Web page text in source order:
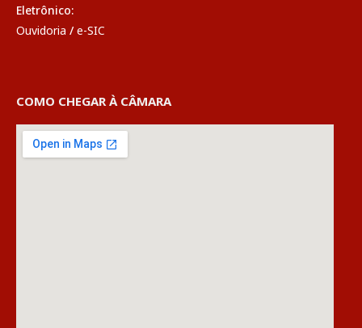
Eletrônico:
Ouvidoria / e-SIC
COMO CHEGAR À CÂMARA